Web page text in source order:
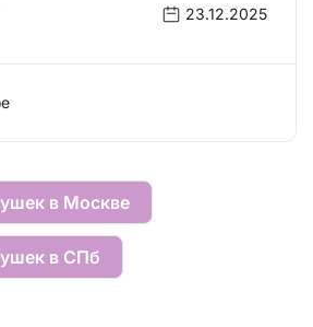
23.12.2025
в Москве
в СПб